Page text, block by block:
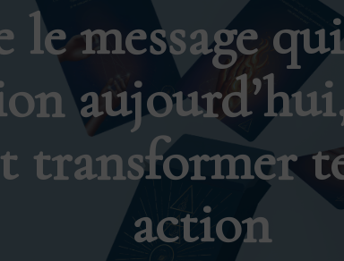
le message
transformer
action